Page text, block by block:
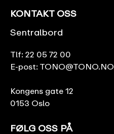
KONTAKT OSS
Sentralbord
Tlf: 22 05 72 00
E-post: TONO@TONO.NO
Kongens gate 12
0153 Oslo
FØLG OSS PÅ